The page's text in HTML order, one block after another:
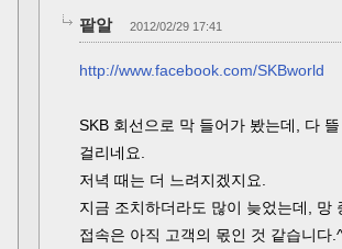
팥알 2012/02/29 17:41
http://www.facebook.com/SKBworld
SKB 회선으로 막 들어가 봤는데, 다
걸리네요.
저녁 때는 더 느려지겠지요.
지금 조치하더라도 많이 늦었는데, 망
접속은 아직 고객의 몫인 것 같습니다